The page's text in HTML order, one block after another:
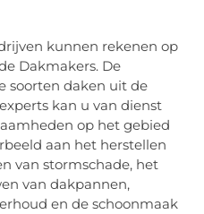
kunnen rekenen op
Dakmakers. De
soorten daken uit de
kan u van dienst
op het gebied
aan het herstellen
van stormschade, het
van dakpannen,
en de schoonmaak